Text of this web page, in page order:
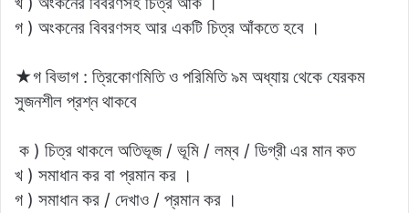
গ ) অংকনের বিবরণসহ আর একটি চিত্র আঁকতে হবে ।
★গ বিভাগ : ত্রিকোণমিতি ও পরিমিতি ৯ম অধ্যায় থেকে যেরকম
সুজনশীল প্রশ্ন থাকবে
ক ) চিত্র থাকলে অতিভূজ / ভূমি / লম্ব / ডিগ্রী এর মান কত
খ ) সমাধান কর বা প্রমান কর ।
গ ) সমাধান কর / দেখাও / প্রমান কর ।